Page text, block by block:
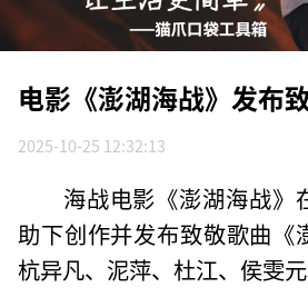
电影《澎湖海战》发布
2025-10-25 12:32:13
海战电影《澎湖海战》
助下创作并发布致敬歌曲《
杭异凡、泥萍、杜江、侯雯元